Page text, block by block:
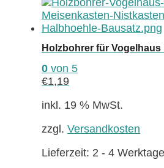
weist
auf.
Holzbohrer für Vogelhaus
0 von 5
€1,19
inkl. 19 % MwSt.
zzgl. Versandkosten
Lieferzeit: 2 - 4 Werktage